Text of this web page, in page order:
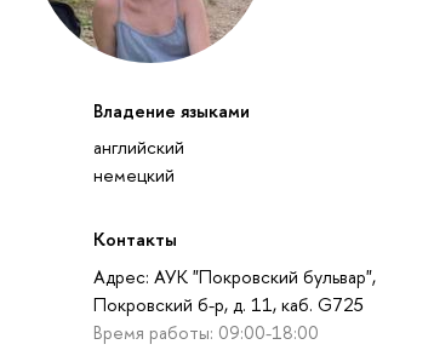
Владение языками
английский
немецкий
Контакты
Адрес: АУК "Покровский бульвар",
Покровский б-р, д. 11, каб. G725
Время работы: 09:00-18:00